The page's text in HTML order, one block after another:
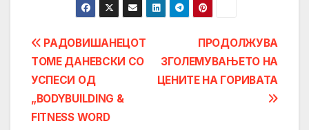
Post
navigation
ПРОДОЛЖУВА
ЗГОЛЕМУВАЊЕТО НА
ЦЕНИТЕ НА ГОРИВАТА
РАДОВИШАНЕЦОТ
ТОМЕ ДАНЕВСКИ СО
УСПЕСИ ОД
„BODYBUILDING &
FITNESS WORD